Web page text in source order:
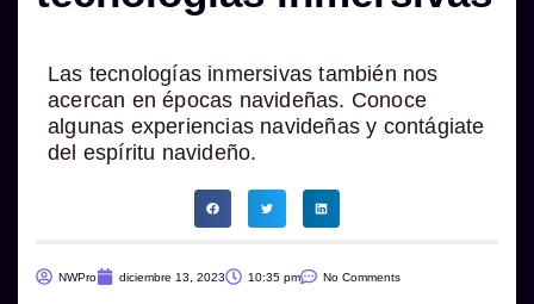
Las tecnologías inmersivas también nos
acercan en épocas navideñas. Conoce
algunas experiencias navideñas y contágiate
del espíritu navideño.
NWPro diciembre 13, 2023 10:35 pm No Comments